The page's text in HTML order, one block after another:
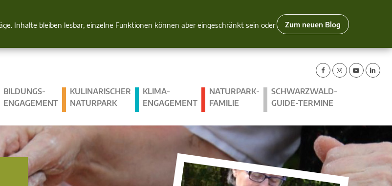
Inhalte bleiben lesbar, einzelne Funktionen können aber eingeschränkt sein oder
Zum neuen Blog
Blick
BILDUNGS­
ENGAGEMENT
KULINARISCHER
NATURPARK
KLIMA­
ENGAGEMENT
NATURPARK-
FAMILIE
SCHWARZWALD-
GUIDE-TERMINE